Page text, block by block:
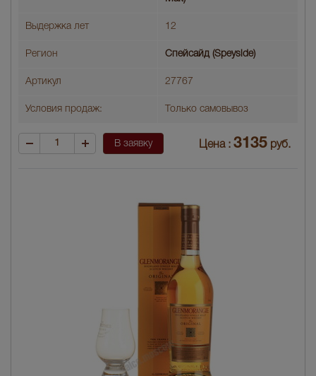
Выдержка лет 12
Регион Спейсайд (Speyside)
Артикул 27767
Условия продаж: Только самовывоз
В заявку Цена : 3135 руб.